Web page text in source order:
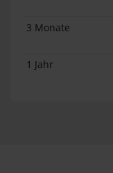
3 Monate
1 Jahr